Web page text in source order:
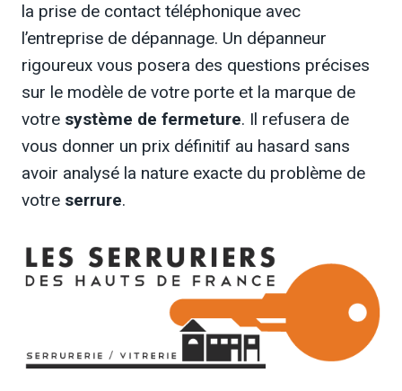
la prise de contact téléphonique avec
l’entreprise de dépannage. Un dépanneur
rigoureux vous posera des questions précises
sur le modèle de votre porte et la marque de
votre système de fermeture. Il refusera de
vous donner un prix définitif au hasard sans
avoir analysé la nature exacte du problème de
votre serrure.